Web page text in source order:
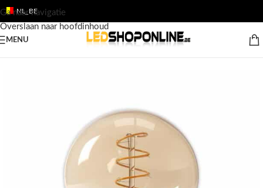
Ga naar navigatie
Overslaan naar hoofdinhoud
NL_BE
MENU
Home/ Producten/LED LAMPEN/LED Lamp E27